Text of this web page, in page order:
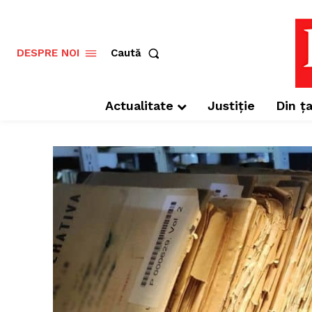
DESPRE NOI Caută
Actualitate Justiție Din